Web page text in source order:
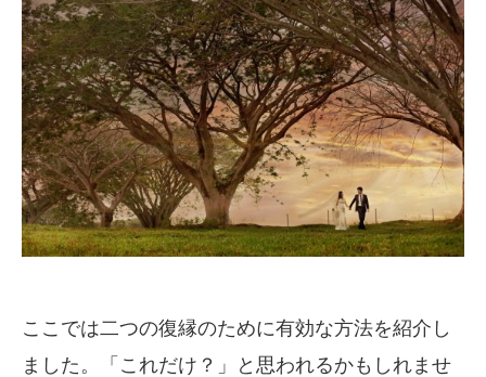
ここでは二つの復縁のために有効な方法を紹介し
ました。「これだけ？」と思われるかもしれませ